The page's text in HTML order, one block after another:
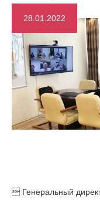
28.01.2022
 Генеральный